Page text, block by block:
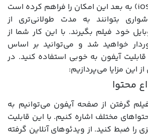
اپل در نسخه‌های (iOS11) به بعد این امکان را فراهم کرده است
بتوانند به مدت طولانی‌تری از
خود فیلم بگیرند. با این کار شما از
خواهید شد و می‌توانید بر اساس
قابلیت آیفون به خوبی استفاده کنید. در
این مزایا می‌پردازیم:
محتوا
گرفتن از صفحه آیفون می‌توانیم به
مختلف اشاره کنیم. با این قابلیت
را ضبط کنید. از ویدئوهای آنلاین گرفته